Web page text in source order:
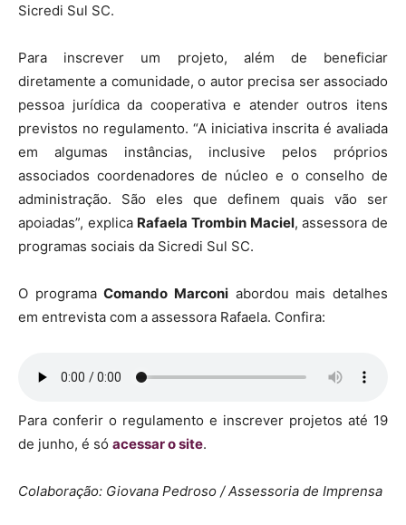
Sicredi Sul SC.
Para inscrever um projeto, além de beneficiar
diretamente a comunidade, o autor precisa ser associado
pessoa jurídica da cooperativa e atender outros itens
previstos no regulamento. “A iniciativa inscrita é avaliada
em algumas instâncias, inclusive pelos próprios
associados coordenadores de núcleo e o conselho de
administração. São eles que definem quais vão ser
apoiadas”, explica Rafaela Trombin Maciel, assessora de
programas sociais da Sicredi Sul SC.
O programaComando Marconi abordou mais detalhes
em entrevista com a assessora Rafaela. Confira:
Para conferir o regulamento e inscrever projetos até 19
de junho, é só acessar o site.
Colaboração: Giovana Pedroso / Assessoria de Imprensa